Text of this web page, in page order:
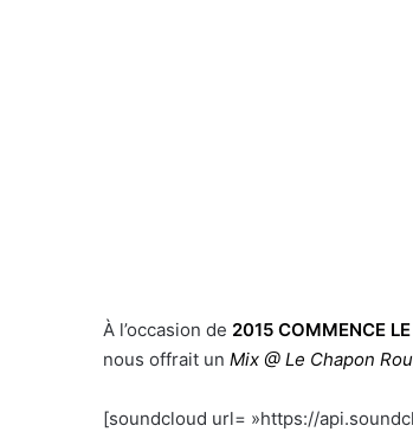
À l’occasion de 2015 COMMENCE
nous offrait un Mix @ Le Chapon
[soundcloud url= »https://